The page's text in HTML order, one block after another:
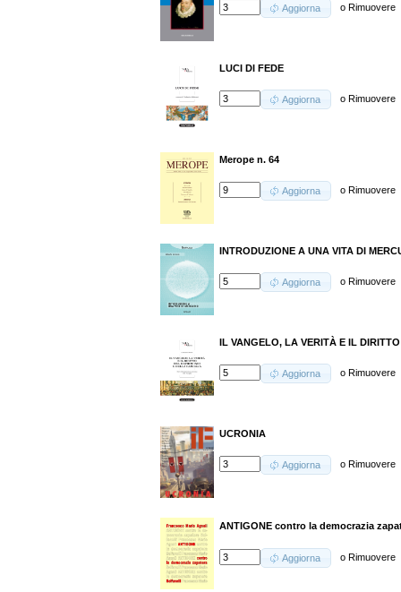
Aggiorna oRimuovere
LUCI DI FEDE
Aggiorna oRimuovere
Merope n. 64
Aggiorna oRimuovere
INTRODUZIONE A UNA VITA DI
Aggiorna oRimuovere
IL VANGELO, LA VERITÀ E IL
Aggiorna oRimuovere
UCRONIA
Aggiorna oRimuovere
ANTIGONE contro la democrazia
Aggiorna oRimuovere